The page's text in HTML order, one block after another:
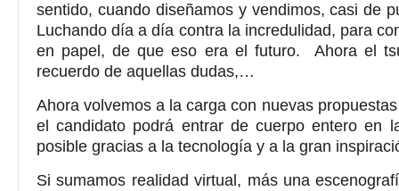
sentido, cuando diseñamos y vendimos, casi de
Luchando día a día contra la incredulidad, para
en papel, de que eso era el futuro. Ahora el
recuerdo de aquellas dudas,…
Ahora volvemos a la carga con nuevas
el candidato podrá entrar de cuerpo entero en
posible gracias a la tecnología y a la gran
Si sumamos realidad virtual, más una